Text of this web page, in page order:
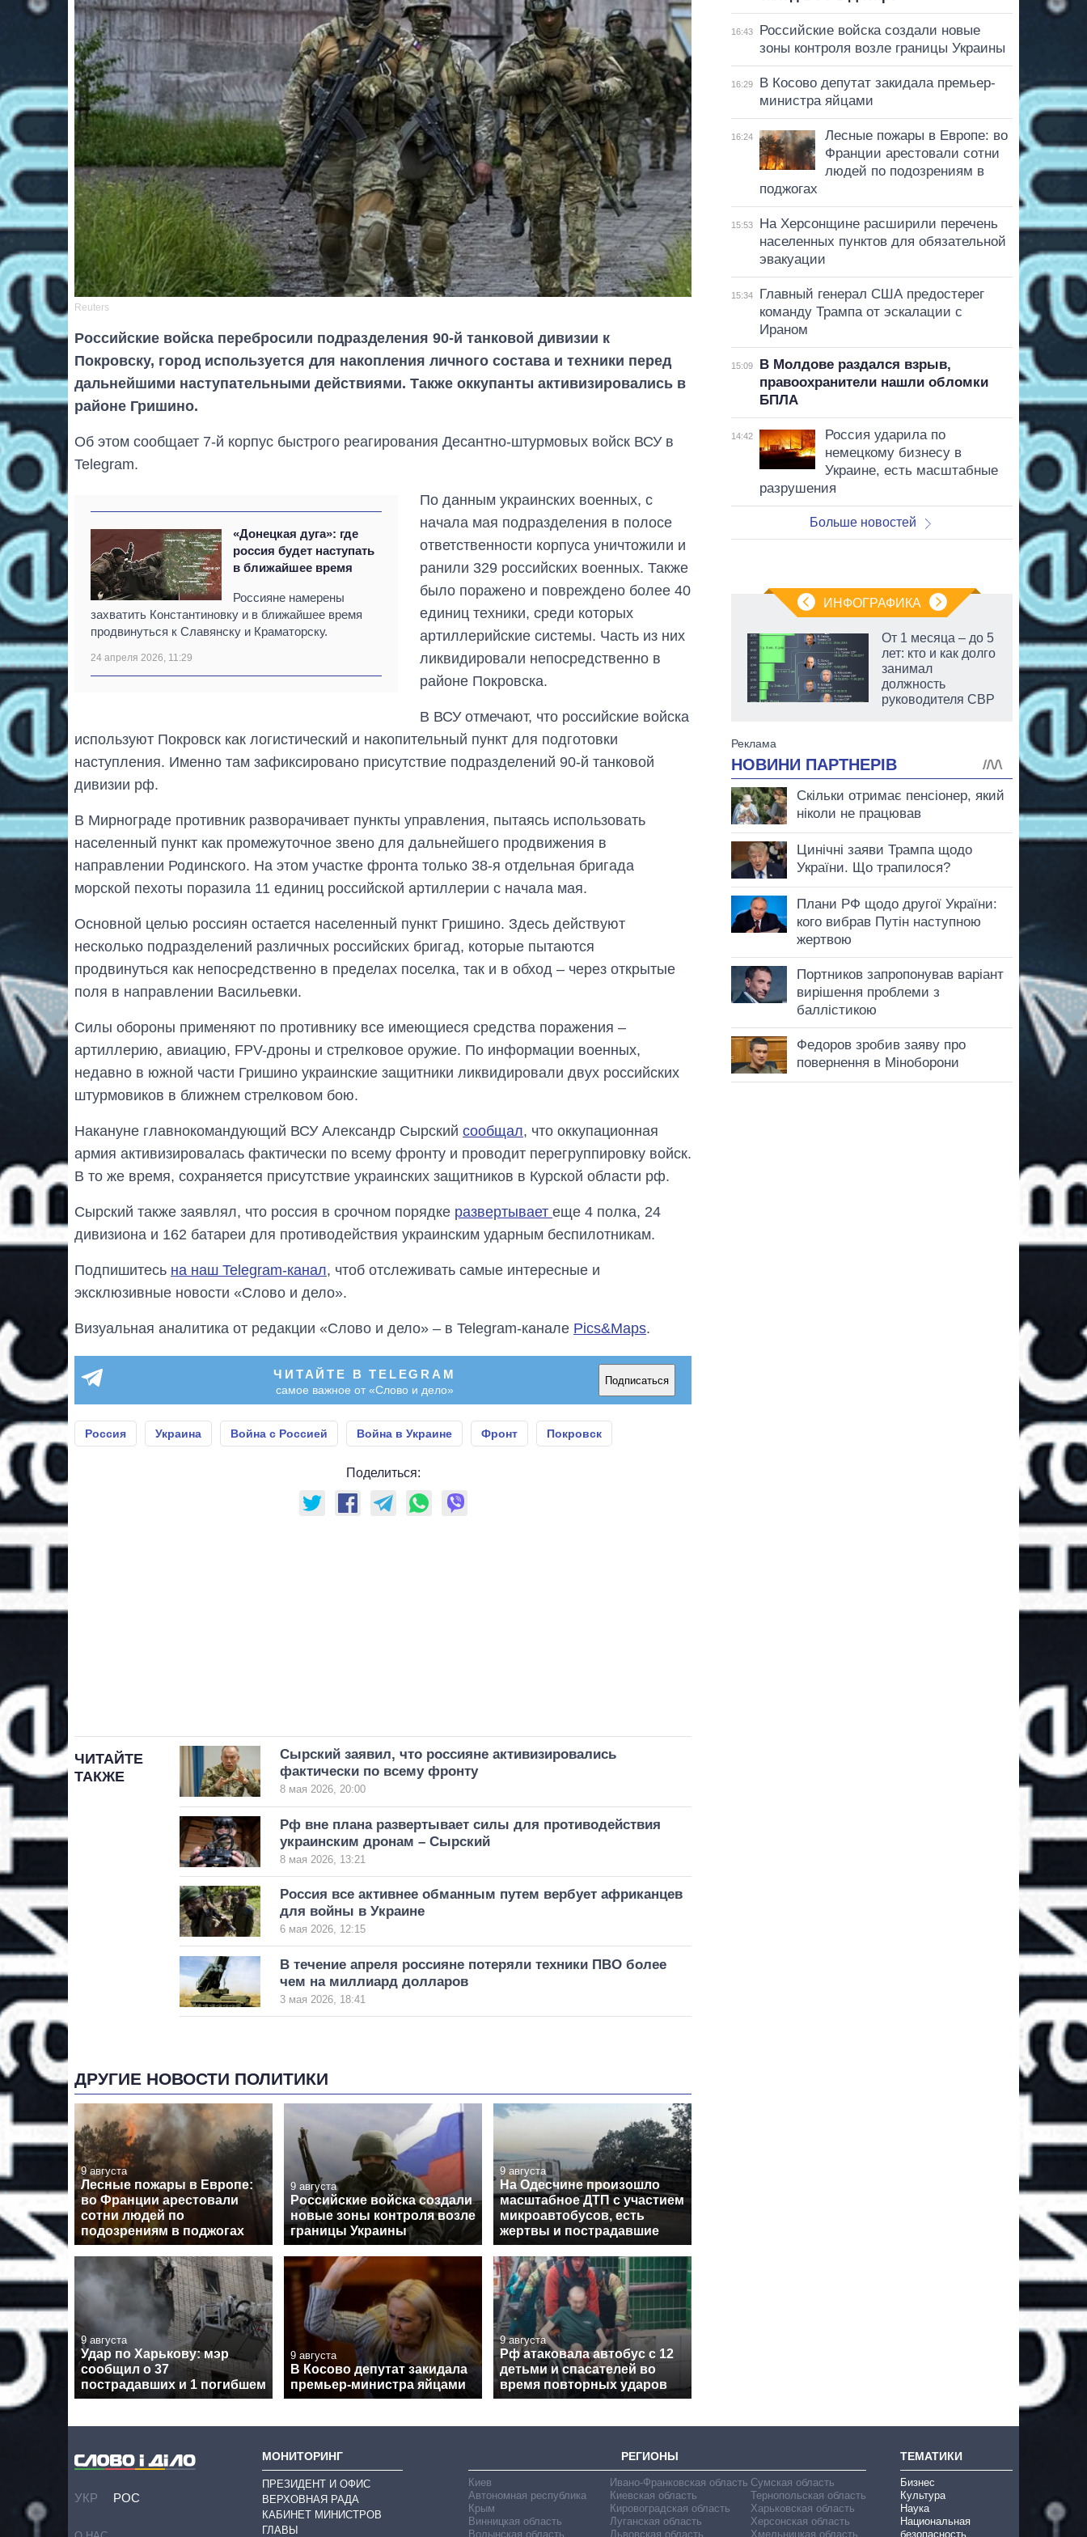
Reuters
Российские войска перебросили подразделения 90-й танковой дивизии к
Покровску, город используется для накопления личного состава и техники перед
дальнейшими наступательными действиями. Также оккупанты активизировались в
районе Гришино.
Об этом сообщает 7-й корпус быстрого реагирования Десантно-штурмовых войск ВСУ в
Telegram.
«Донецкая дуга»: где
россия будет наступать
в ближайшее время
Россияне намерены
захватить Константиновку и в ближайшее время
продвинуться к Славянску и Краматорску.
24 апреля 2026, 11:29
По данным украинских военных, с
начала мая подразделения в полосе
ответственности корпуса уничтожили и
ранили 329 российских военных. Также
было поражено и повреждено более 40
единиц техники, среди которых
артиллерийские системы. Часть из них
ликвидировали непосредственно в
районе Покровска.
В ВСУ отмечают, что российские войска
используют Покровск как логистический и накопительный пункт для подготовки
наступления. Именно там зафиксировано присутствие подразделений 90-й танковой
дивизии рф.
В Мирнограде противник разворачивает пункты управления, пытаясь использовать
населенный пункт как промежуточное звено для дальнейшего продвижения в
направлении Родинского. На этом участке фронта только 38-я отдельная бригада
морской пехоты поразила 11 единиц российской артиллерии с начала мая.
Основной целью россиян остается населенный пункт Гришино. Здесь действуют
несколько подразделений различных российских бригад, которые пытаются
продвинуться как непосредственно в пределах поселка, так и в обход – через открытые
поля в направлении Васильевки.
Силы обороны применяют по противнику все имеющиеся средства поражения –
артиллерию, авиацию, FPV-дроны и стрелковое оружие. По информации военных,
недавно в южной части Гришино украинские защитники ликвидировали двух российских
штурмовиков в ближнем стрелковом бою.
Накануне главнокомандующий ВСУ Александр Сырский сообщал, что оккупационная
армия активизировалась фактически по всему фронту и проводит перегруппировку войск.
В то же время, сохраняется присутствие украинских защитников в Курской области рф.
Сырский также заявлял, что россия в срочном порядке развертывает еще 4 полка, 24
дивизиона и 162 батареи для противодействия украинским ударным беспилотникам.
Подпишитесь на наш Telegram-канал, чтоб отслеживать самые интересные и
эксклюзивные новости «Слово и дело».
Визуальная аналитика от редакции «Слово и дело» – в Telegram-канале Pics&Maps.
ЧИТАЙТЕ В TELEGRAM
самое важное от «Слово и дело»
Подписаться
Россия Украина Война с Россией Война в Украине Фронт Покровск
Поделиться:
ЧИТАЙТЕ
ТАКЖЕ
Сырский заявил, что россияне активизировались
фактически по всему фронту
8 мая 2026, 20:00
Рф вне плана развертывает силы для противодействия
украинским дронам – Сырский
8 мая 2026, 13:21
Россия все активнее обманным путем вербует африканцев
для войны в Украине
6 мая 2026, 12:15
В течение апреля россияне потеряли техники ПВО более
чем на миллиард долларов
3 мая 2026, 18:41
ДРУГИЕ НОВОСТИ ПОЛИТИКИ
9 августа
Лесные пожары в Европе:
во Франции арестовали
сотни людей по
подозрениям в поджогах
9 августа
Российские войска создали
новые зоны контроля возле
границы Украины
9 августа
На Одесчине произошло
масштабное ДТП с участием
микроавтобусов, есть
жертвы и пострадавшие
9 августа
Удар по Харькову: мэр
сообщил о 37
пострадавших и 1 погибшем
9 августа
В Косово депутат закидала
премьер-министра яйцами
9 августа
Рф атаковала автобус с 12
детьми и спасателей во
время повторных ударов
16:43
Российские войска создали новые
зоны контроля возле границы Украины
16:29
В Косово депутат закидала премьер-
министра яйцами
16:24
Лесные пожары в Европе: во
Франции арестовали сотни
людей по подозрениям в
поджогах
15:53
На Херсонщине расширили перечень
населенных пунктов для обязательной
эвакуации
15:34
Главный генерал США предостерег
команду Трампа от эскалации с
Ираном
15:09
В Молдове раздался взрыв,
правоохранители нашли обломки
БПЛА
14:42
Россия ударила по
немецкому бизнесу в
Украине, есть масштабные
разрушения
Больше новостей
ИНФОГРАФИКА
Как за 10 лет
изменилось
магистратуру и
аспирантуру
От 1 месяца – до 5
лет: кто и как долго
занимал
должность
руководителя СВР
УКР РОС
МОНИТОРИНГ
ПРЕЗИДЕНТ И ОФИС
ВЕРХОВНАЯ РАДА
КАБИНЕТ МИНИСТРОВ
ГЛАВЫ
РЕГИОНЫ
Киев
Автономная республика
Крым
Винницкая область
Волынская область
Ивано-Франковская область
Киевская область
Кировоградская область
Луганская область
Львовская область
Сумская область
Тернопольская область
Харьковская область
Херсонская область
Хмельницкая область
ТЕМАТИКИ
Бизнес
Культура
Наука
Национальная
безопасность